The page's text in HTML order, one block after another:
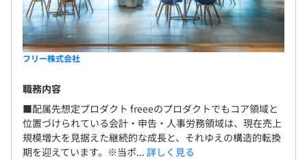
フリー株式会社
職務内容
■配属先想定プロダクト freeeのプロダクトでもコア領域と
位置づけられている会計・申告・人事労務領域は、現在売上
規模増大を見据えた継続的な成長と、それゆえの構造的転換
期を迎えています。※当ポ... 詳しく見る